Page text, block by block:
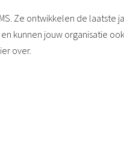
Ze ontwikkelen de laatste
kunnen jouw organisatie
over.